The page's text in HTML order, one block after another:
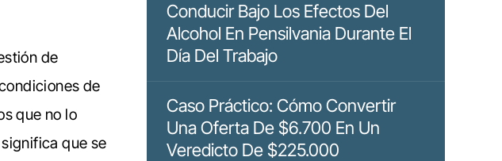
de
de
que no lo
que se
Conducir Bajo Los Efectos Del
Alcohol En Pensilvania Durante El
Día Del Trabajo
Caso Práctico: Cómo Convertir
Una Oferta De $6.700 En Un
Veredicto De $225.000